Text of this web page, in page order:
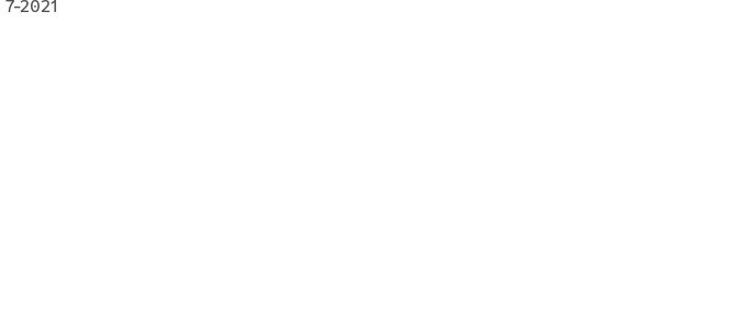
2021